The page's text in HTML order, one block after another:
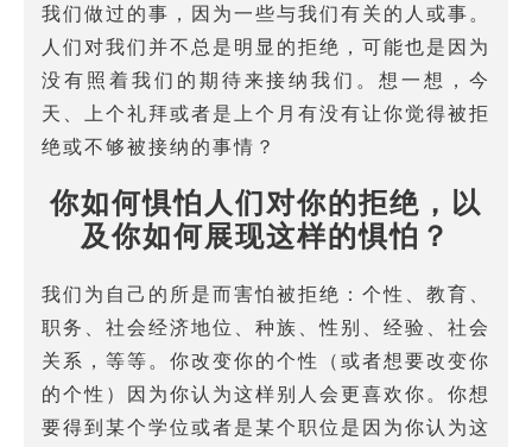
我们做过的事，因为一些与我们有关的人或事。
人们对我们并不总是明显的拒绝，可能也是因为
没有照着我们的期待来接纳我们。想一想，今
天、上个礼拜或者是上个月有没有让你觉得被拒
绝或不够被接纳的事情？
你如何惧怕人们对你的拒绝，以
及你如何展现这样的惧怕？
我们为自己的所是而害怕被拒绝：个性、教育、
职务、社会经济地位、种族、性别、经验、社会
关系，等等。你改变你的个性（或者想要改变你
的个性）因为你认为这样别人会更喜欢你。你想
要得到某个学位或者是某个职位是因为你认为这